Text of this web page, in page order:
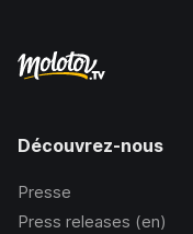
Découvrez-nous
Presse
Press releases (en)